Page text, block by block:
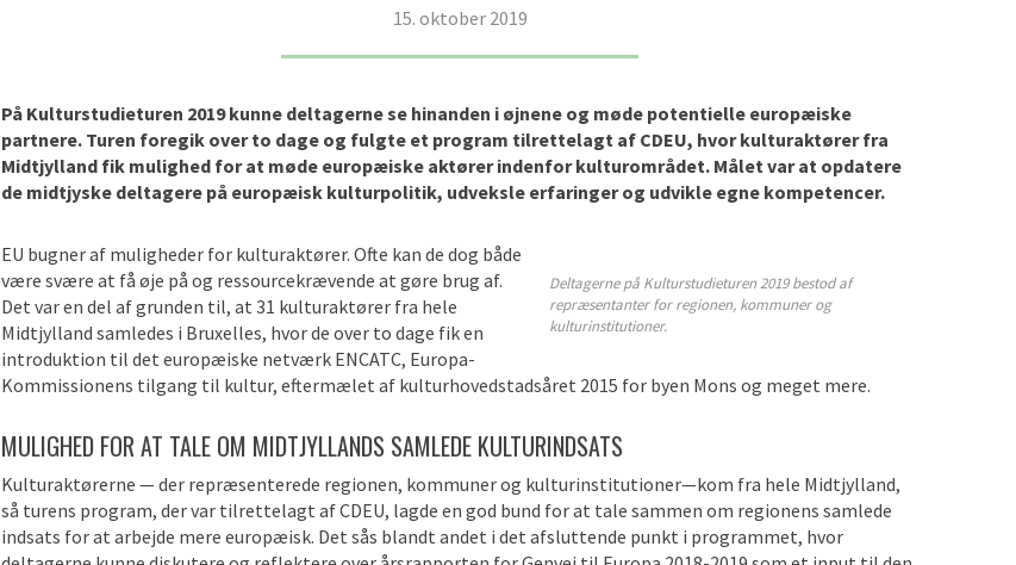
15. oktober 2019
På Kulturstudieturen 2019 kunne deltagerne se hinanden i øjnene og møde potentielle europæiske
partnere. Turen foregik over to dage og fulgte et program tilrettelagt af CDEU, hvor kulturaktører fra
Midtjylland fik mulighed for at møde europæiske aktører indenfor kulturområdet. Målet var at opdatere
de midtjyske deltagere på europæisk kulturpolitik, udveksle erfaringer og udvikle egne kompetencer.
Deltagerne på Kulturstudieturen 2019 bestod af
repræsentanter for regionen, kommuner og
kulturinstitutioner.
EU bugner af muligheder for kulturaktører. Ofte kan de dog både
være svære at få øje på og ressourcekrævende at gøre brug af.
Det var en del af grunden til, at 31 kulturaktører fra hele
Midtjylland samledes i Bruxelles, hvor de over to dage fik en
introduktion til det europæiske netværk ENCATC, Europa-
Kommissionens tilgang til kultur, eftermælet af kulturhovedstadsåret 2015 for byen Mons og meget mere.
MULIGHED FOR AT TALE OM MIDTJYLLANDS SAMLEDE KULTURINDSATS
Kulturaktørerne — der repræsenterede regionen, kommuner og kulturinstitutioner—kom fra hele Midtjylland,
så turens program, der var tilrettelagt af CDEU, lagde en god bund for at tale sammen om regionens samlede
indsats for at arbejde mere europæisk. Det sås blandt andet i det afsluttende punkt i programmet, hvor